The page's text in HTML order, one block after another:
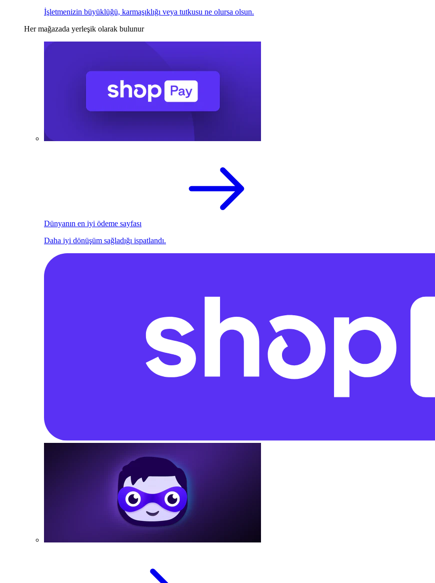
İşletmenizin büyüklüğü, karmaşıklığı veya tutkusu ne olursa olsun.
Her mağazada yerleşik olarak bulunur
Dünyanın en iyi ödeme sayfası
Daha iyi dönüşüm sağladığı ispatlandı.